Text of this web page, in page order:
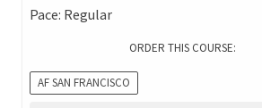
Pace: Regular
ORDER THIS COURSE:
AF SAN FRANCISCO